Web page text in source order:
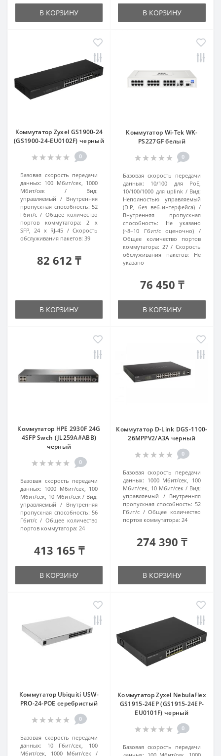
В КОРЗИНУ В КОРЗИНУ
Коммутатор Zyxel GS1900-24
(GS1900-24-EU0102F) черный
0
Базовая скорость передачи
данных: 100 Мбит/сек, 1000
Мбит/сек
Вид:
управляемый
Внутренняя
пропускная способность: 52
Гбит/с
Общее количество
портов коммутатора:
2 x
SFP, 24 х RJ-45
Скорость
обслуживания пакетов: 39
82 612 ₸
В КОРЗИНУ
Коммутатор Wi-Tek WK-
PS227GF белый
0
Базовая скорость передачи
данных:
10/100 для PoE,
10/100/1000 для uplink
Вид:
Неполностью управляемый
(DIP, без веб-интерфейса)
Внутренняя пропускная
способность:
Не указано
(~8–10 Гбит/с оценочно)
Общее количество портов
коммутатора: 27
Скорость
обслуживания пакетов:
Не
указано
76 450 ₸
В КОРЗИНУ
Коммутатор HPE 2930F 24G
4SFP Swch (JL259A#ABB)
черный
0
Базовая скорость передачи
данных: 1000 Мбит/сек, 100
Мбит/сек, 10 Мбит/сек
Вид:
управляемый
Внутренняя
пропускная способность: 56
Гбит/с
Общее количество
портов коммутатора: 24
413 165 ₸
В КОРЗИНУ
Коммутатор D-Link DGS-1100-
26MPPV2/A3A черный
0
Базовая скорость передачи
данных: 1000 Мбит/сек, 100
Мбит/сек, 10 Мбит/сек
Вид:
управляемый
Внутренняя
пропускная способность: 52
Гбит/с
Общее количество
портов коммутатора: 24
274 390 ₸
В КОРЗИНУ
Коммутатор Ubiquiti USW-
PRO-24-POE серебристый
0
Базовая скорость передачи
данных:
10 Гбит/сек, 100
Мбит/сек, 1000 Мбит/сек
Коммутатор Zyxel NebulaFlex
GS1915-24EP (GS1915-24EP-
EU0101F) черный
0
Базовая скорость передачи